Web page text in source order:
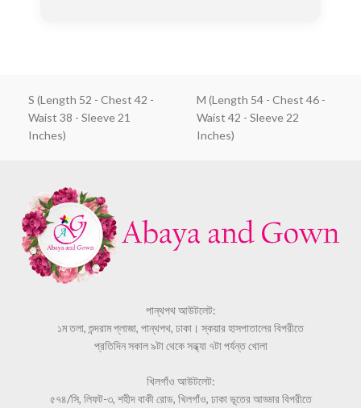
S (Length 52 - Chest 42 -
Waist 38 - Sleeve 21
Inches)
M (Length 54 - Chest 46 -
Waist 42 - Sleeve 22
Inches)
পান্থপথ আউটলেট:
১ম তলা, শুন্দরাম প্লাজা, পান্থপথ, ঢাকা। স্কয়ার হাসপাতালের বিপরীতে
প্রতিদিন সকাল ৯টা থেকে সন্ধ্যা ৭টা পর্যন্ত খোলা
খিলগাঁও আউটলেট:
৫৭৪/সি, লিফট-৩, শহীদ বাকী রোড, খিলগাঁও, ঢাকা ভূতের আড্ডার বিপরীতে